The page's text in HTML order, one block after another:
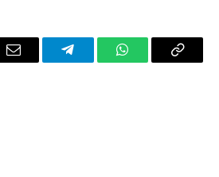
Email TelegramWhatsAppCopy